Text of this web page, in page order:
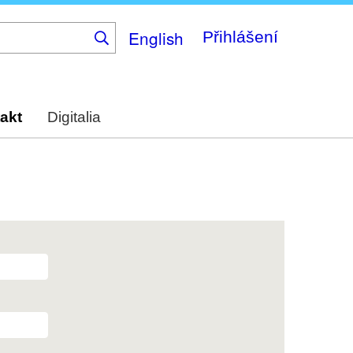
English Přihlášení
Digitalia